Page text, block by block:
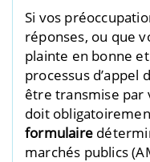
Si vos
réponses, ou que
plainte en bonne
processus d’appel
être transmise par
doit
formulaire
marchés publics